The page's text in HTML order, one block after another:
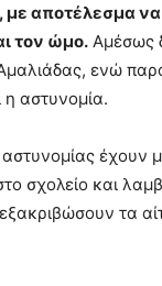
με αποτέλεσμα να
τον ώμο. Αμέσως
ενώ
η αστυνομία.
έχουν
σχολείο και
τα